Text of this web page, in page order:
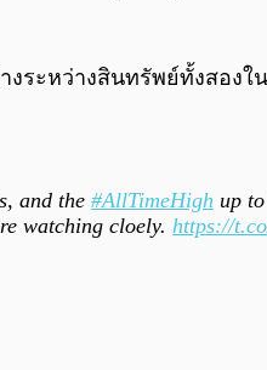
งระหว่างสินทรัพย์ทั้งสอ
and the #AllTimeHigh up
watching cloely. https://